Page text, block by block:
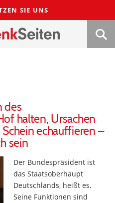
SIE UNS
des
halten, Ursachen
echauffieren –
sein
Der Bundespräsident ist
das Staatsoberhaupt
Deutschlands, heißt es.
Seine Funktionen sind